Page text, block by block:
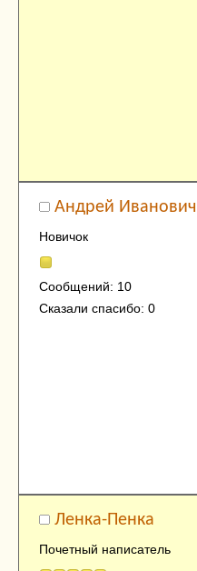
Андрей Иванович
Новичок
Сообщений: 10
Сказали спасибо: 0
Ленка-Пенка
Почетный написатель